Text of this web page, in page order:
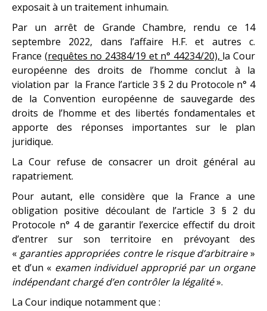
exposait à un traitement inhumain.
Par un arrêt de Grande Chambre, rendu ce 14
septembre 2022, dans l’affaire H.F. et autres c.
France (requêtes no 24384/19 et n° 44234/20), la Cour
européenne des droits de l’homme conclut à la
violation par la France l’article 3 § 2 du Protocole n° 4
de la Convention européenne de sauvegarde des
droits de l’homme et des libertés fondamentales et
apporte des réponses importantes sur le plan
juridique.
La Cour refuse de consacrer un droit général au
rapatriement.
Pour autant, elle considère que la France a une
obligation positive découlant de l’article 3 § 2 du
Protocole n° 4 de garantir l’exercice effectif du droit
d’entrer sur son territoire en prévoyant des
« garanties appropriées contre le risque d’arbitraire»
et d’un « examen individuel approprié par un organe
indépendant chargé d’en contrôler la légalité».
La Cour indique notamment que :